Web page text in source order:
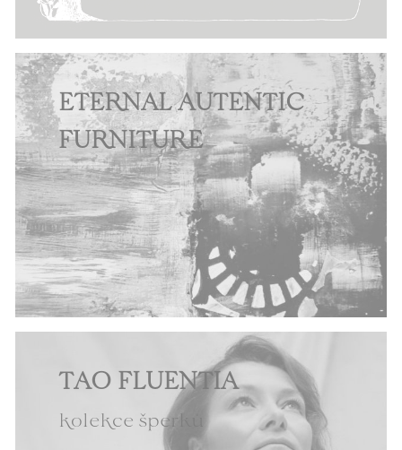
ETERNAL AUTENTIC
FURNITURE
TAO FLUENTIA
kolekce šperků